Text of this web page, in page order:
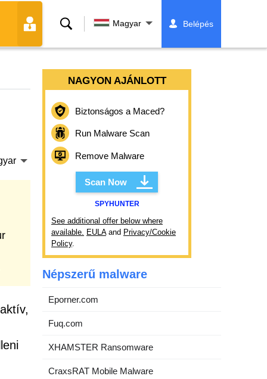
Keresés Magyar Belépés
NAGYON AJÁNLOTT
Biztonságos a Maced?
Run Malware Scan
Remove Malware
Scan Now
SPYHUNTER
See additional offer below where
available. EULAand Privacy/Cookie
Policy.
Népszerű malware
Eporner.com
Fuq.com
XHAMSTER Ransomware
CraxsRAT Mobile Malware